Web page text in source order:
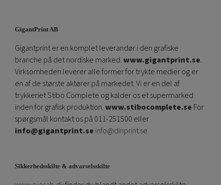
GigantPrint AB
Gigantprint er en komplet leverandør i den grafiske
branche på det nordiske marked.www.gigantprint.se.
Virksomheden leverer alle former for trykte medier og er
en af ​​de største aktører på markedet. Vi er en del af
trykkeriet Stibo Complete og kalder os et supermarked
inden for grafisk produktion.www.stibocomplete.se For
spørgsmål kontakt os på 011-251500 eller
info@gigantprint.se info@dinprint.se
Sikkerhedsskilte & advarselsskilte